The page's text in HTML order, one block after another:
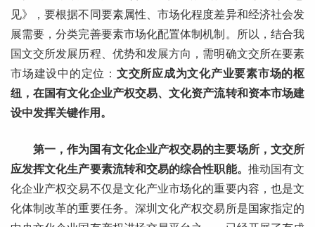
见》，要根据不同要素属性、市场化程度差异和经济社会发
展需要，分类完善要素市场化配置体制机制。所以，结合我
国文交所发展历程、优势和发展方向，需明确文交所在要素
市场建设中的定位： 文交所应成为文化产业要素市场的枢
纽，在国有文化企业产权交易、文化资产流转和资本市场建
设中发挥关键作用。
第一，作为国有文化企业产权交易的主要场所，文交所
应发挥文化生产要素流转和交易的综合性职能。 推动国有文
化企业产权交易不仅是文化产业市场化的重要内容，也是文
化体制改革的重要任务。深圳文化产权交易所是国家指定的